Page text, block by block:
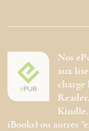
Nos
aux
iBooks) ou autres